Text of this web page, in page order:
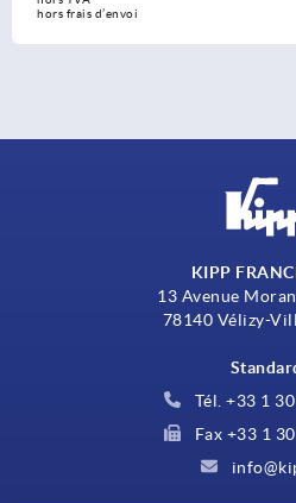
hors frais d’envoi
KIPP
13 Avenue
78140 Vélizy-
Tél. +33 1
Fax +33 1